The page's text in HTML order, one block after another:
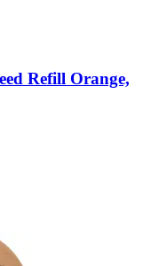
Refill Orange,